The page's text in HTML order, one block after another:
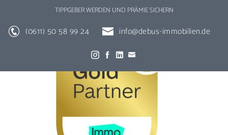
TIPPGEBER WERDEN UND PRÄMIE SICHERN
(0611) 50 58 99 24 info@debus-immobilien.de